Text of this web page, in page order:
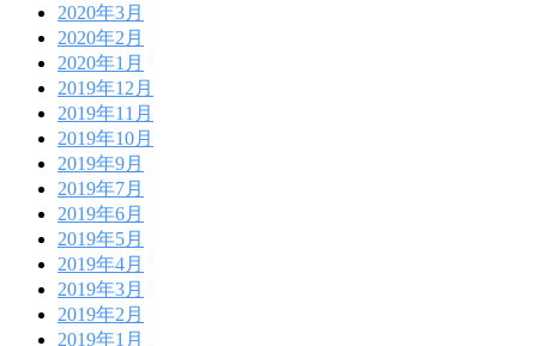
2020年3月
2020年2月
2020年1月
2019年12月
2019年11月
2019年10月
2019年9月
2019年7月
2019年6月
2019年5月
2019年4月
2019年3月
2019年2月
2019年1月